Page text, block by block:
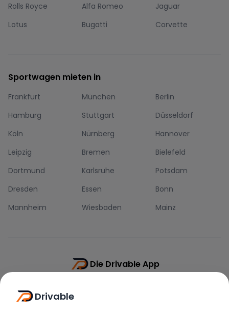
Rolls Royce
Alfa Romeo
Jaguar
Lotus
Bugatti Corvette
Sportwagen mieten in
Frankfurt München
Berlin
Hamburg
Stuttgart
Düsseldorf
Köln
Nürnberg
Hannover
Leipzig
Bremen
Bielefeld
Dortmund
Karlsruhe
Potsdam
Dresden
Essen
Bonn
Mannheim
Wiesbaden Mainz
Die Drivable App
Drivable